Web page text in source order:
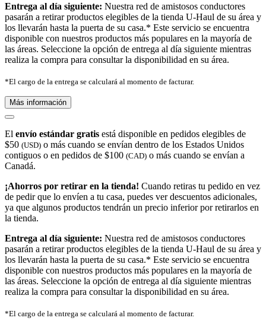
Entrega al día siguiente: Nuestra red de amistosos conductores
pasarán a retirar productos elegibles de la tienda U-Haul de su área y
los llevarán hasta la puerta de su casa.* Este servicio se encuentra
disponible con nuestros productos más populares en la mayoría de
las áreas. Seleccione la opción de entrega al día siguiente mientras
realiza la compra para consultar la disponibilidad en su área.
*El cargo de la entrega se calculará al momento de facturar.
Más información
El envío estándar gratis está disponible en pedidos elegibles de
$50 (USD) o más cuando se envían dentro de los Estados Unidos
contiguos o en pedidos de $100 (CAD) o más cuando se envían a
Canadá.
¡Ahorros por retirar en la tienda! Cuando retiras tu pedido en vez
de pedir que lo envíen a tu casa, puedes ver descuentos adicionales,
ya que algunos productos tendrán un precio inferior por retirarlos en
la tienda.
Entrega al día siguiente: Nuestra red de amistosos conductores
pasarán a retirar productos elegibles de la tienda U-Haul de su área y
los llevarán hasta la puerta de su casa.* Este servicio se encuentra
disponible con nuestros productos más populares en la mayoría de
las áreas. Seleccione la opción de entrega al día siguiente mientras
realiza la compra para consultar la disponibilidad en su área.
*El cargo de la entrega se calculará al momento de facturar.